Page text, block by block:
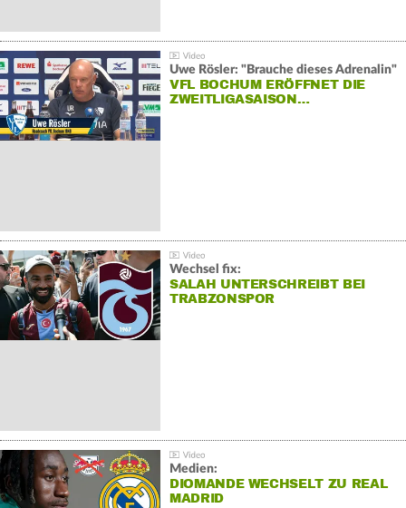
Uwe Rösler: "Brauche dieses Adrenalin"
VFL BOCHUM ERÖFFNET DIE
ZWEITLIGASAISON…
Wechsel fix:
SALAH UNTERSCHREIBT BEI
TRABZONSPOR
Medien:
DIOMANDE WECHSELT ZU REAL
MADRID